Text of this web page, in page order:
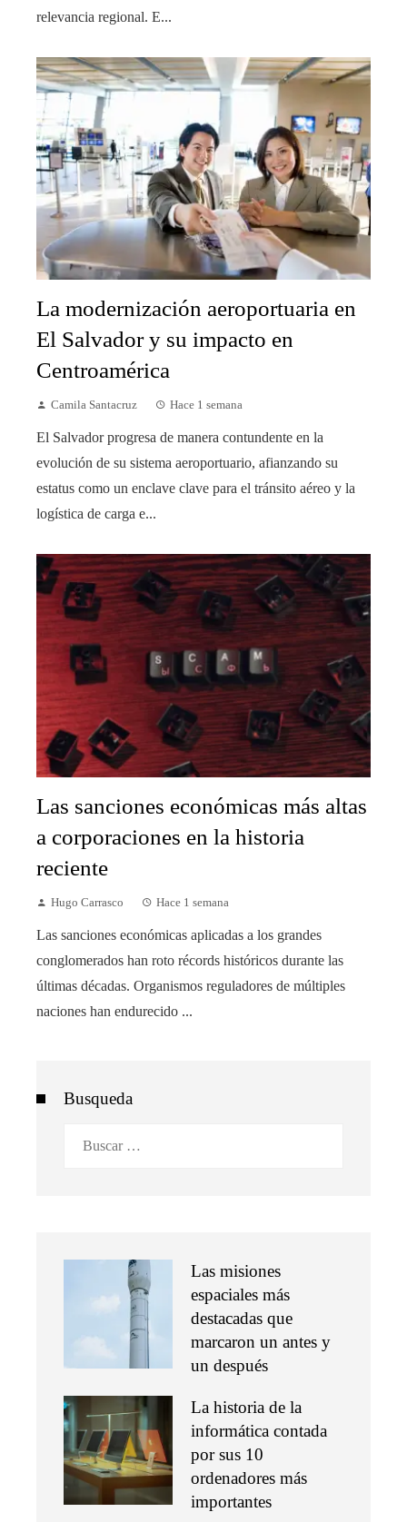
relevancia regional. E...
La modernización aeroportuaria en
El Salvador y su impacto en
Centroamérica
Camila Santacruz Hace 1 semana
El Salvador progresa de manera contundente en la
evolución de su sistema aeroportuario, afianzando su
estatus como un enclave clave para el tránsito aéreo y la
logística de carga e...
Las sanciones económicas más altas
a corporaciones en la historia
reciente
Hugo Carrasco Hace 1 semana
Las sanciones económicas aplicadas a los grandes
conglomerados han roto récords históricos durante las
últimas décadas. Organismos reguladores de múltiples
naciones han endurecido ...
Busqueda
Las misiones
espaciales más
destacadas que
marcaron un antes y
un después
La historia de la
informática contada
por sus 10
ordenadores más
importantes